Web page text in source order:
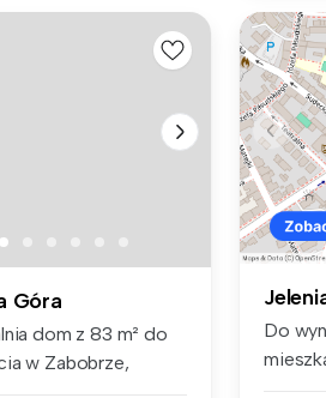
Góra
dom z 83 m² do
w Zabobrze,
Do